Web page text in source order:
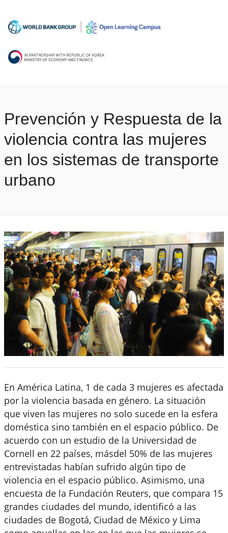
Prevención y Respuesta de la
violencia contra las mujeres
en los sistemas de transporte
urbano
En América Latina, 1 de cada 3 mujeres es afectada
por la violencia basada en género. La situación
que viven las mujeres no solo sucede en la esfera
doméstica sino también en el espacio público. De
acuerdo con un estudio de la Universidad de
Cornell en 22 países, másdel 50% de las mujeres
entrevistadas habían sufrido algún tipo de
violencia en el espacio público. Asimismo, una
encuesta de la Fundación Reuters, que compara 15
grandes ciudades del mundo, identificó a las
ciudades de Bogotá, Ciudad de México y Lima